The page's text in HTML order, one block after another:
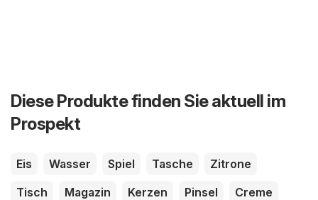
Diese Produkte finden Sie aktuell im
Prospekt
Eis Wasser Spiel Tasche
Zitrone
Tisch
Magazin Kerzen Pinsel
Creme